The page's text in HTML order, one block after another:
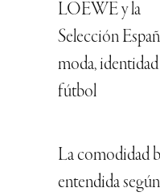
LOEWE y la
Selección
moda,
fútbol
La comodidad
entendida según